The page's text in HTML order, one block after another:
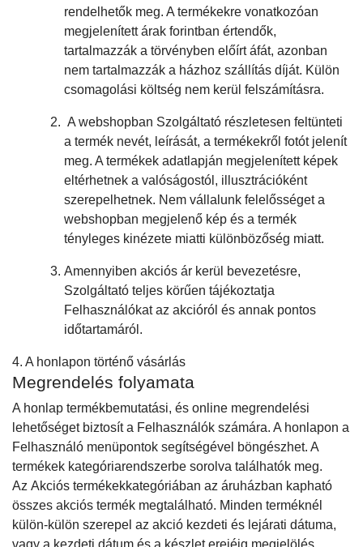
rendelhetők meg. A termékekre vonatkozóan
megjelenített árak forintban értendők,
tartalmazzák a törvényben előírt áfát, azonban
nem tartalmazzák a házhoz szállítás díját. Külön
csomagolási költség nem kerül felszámításra.
A webshopban Szolgáltató részletesen feltünteti
a termék nevét, leírását, a termékekről fotót jelenít
meg. A termékek adatlapján megjelenített képek
eltérhetnek a valóságostól, illusztrációként
szerepelhetnek. Nem vállalunk felelősséget a
webshopban megjelenő kép és a termék
tényleges kinézete miatti különbözőség miatt.
Amennyiben akciós ár kerül bevezetésre,
Szolgáltató teljes körűen tájékoztatja
Felhasználókat az akcióról és annak pontos
időtartamáról.
4. A honlapon történő vásárlás
Megrendelés folyamata
A honlap termékbemutatási, és online megrendelési
lehetőséget biztosít a Felhasználók számára. A honlapon a
Felhasználó menüpontok segítségével böngészhet. A
termékek kategóriarendszerbe sorolva találhatók meg.
Az Akciós termékekkategóriában az áruházban kapható
összes akciós termék megtalálható. Minden terméknél
külön-külön szerepel az akció kezdeti és lejárati dátuma,
vagy a kezdeti dátum és a készlet erejéig megjelölés.